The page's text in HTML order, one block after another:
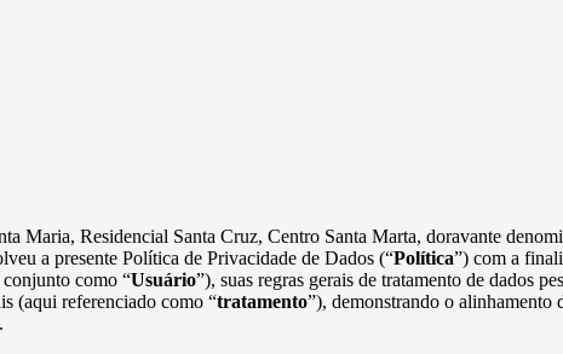
Maria, Residencial Santa Cruz, Centro Santa Marta, doravante
a presente Política de Privacidade de Dados (“Política”) com a
como “Usuário”), suas regras gerais de tratamento de dados
(aqui referenciado como “tratamento”), demonstrando o alinhamento